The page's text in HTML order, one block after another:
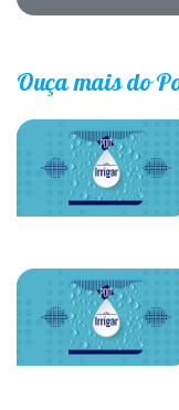
Ouça mais do